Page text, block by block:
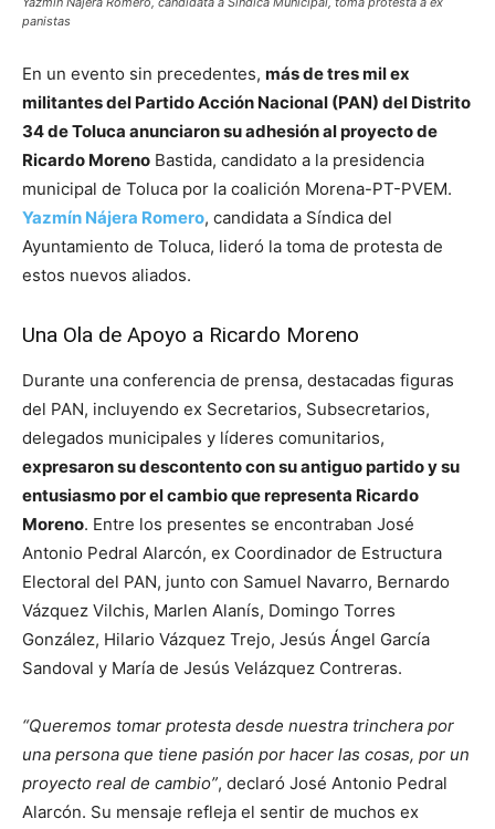
panistas
En un evento sin precedentes, más de tres mil ex
militantes del Partido Acción Nacional (PAN) del Distrito
34 de Toluca anunciaron su adhesión al proyecto de
Ricardo Moreno Bastida, candidato a la presidencia
municipal de Toluca por la coalición Morena-PT-PVEM.
Yazmín Nájera Romero, candidata a Síndica del
Ayuntamiento de Toluca, lideró la toma de protesta de
estos nuevos aliados.
Una Ola de Apoyo a Ricardo Moreno
Durante una conferencia de prensa, destacadas figuras
del PAN, incluyendo ex Secretarios, Subsecretarios,
delegados municipales y líderes comunitarios,
expresaron su descontento con su antiguo partido y su
entusiasmo por el cambio que representa Ricardo
Moreno. Entre los presentes se encontraban José
Antonio Pedral Alarcón, ex Coordinador de Estructura
Electoral del PAN, junto con Samuel Navarro, Bernardo
Vázquez Vilchis, Marlen Alanís, Domingo Torres
González, Hilario Vázquez Trejo, Jesús Ángel García
Sandoval y María de Jesús Velázquez Contreras.
“Queremos tomar protesta desde nuestra trinchera por
una persona que tiene pasión por hacer las cosas, por un
proyecto real de cambio”, declaró José Antonio Pedral
Alarcón. Su mensaje refleja el sentir de muchos ex